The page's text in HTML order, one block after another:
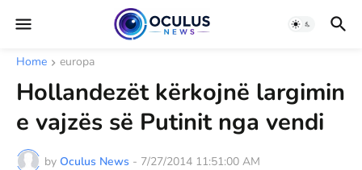
Home europa
Hollandezët kërkojnë largimin
e vajzës së Putinit nga vendi
by Oculus News - 7/27/2014 11:51:00 AM